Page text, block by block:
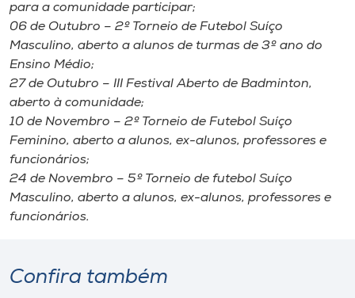
para a comunidade participar;
06 de Outubro – 2º Torneio de Futebol Suíço
Masculino, aberto a alunos de turmas de 3º ano do
Ensino Médio;
27 de Outubro – III Festival Aberto de Badminton,
aberto à comunidade;
10 de Novembro – 2º Torneio de Futebol Suíço
Feminino, aberto a alunos, ex-alunos, professores e
funcionários;
24 de Novembro – 5º Torneio de futebol Suíço
Masculino, aberto a alunos, ex-alunos, professores e
funcionários.
Confira também